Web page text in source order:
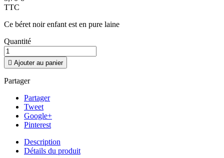
TTC
Ce béret noir enfant est en pure laine
Quantité
 Ajouter au panier
Partager
Partager
Tweet
Google+
Pinterest
Description
Détails du produit